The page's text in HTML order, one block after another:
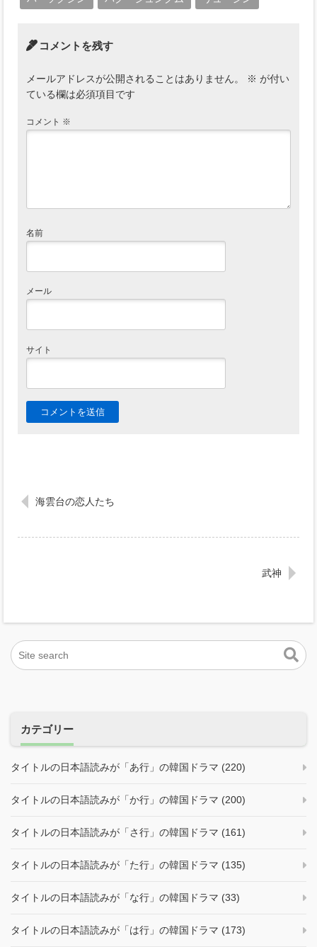
コメントを残す
メールアドレスが公開されることはありません。 ※ が付い
ている欄は必須項目です
コメント ※
名前
メール
サイト
海雲台の恋人たち
武神
カテゴリー
タイトルの日本語読みが「あ行」の韓国ドラマ (220)
タイトルの日本語読みが「か行」の韓国ドラマ (200)
タイトルの日本語読みが「さ行」の韓国ドラマ (161)
タイトルの日本語読みが「た行」の韓国ドラマ (135)
タイトルの日本語読みが「な行」の韓国ドラマ (33)
タイトルの日本語読みが「は行」の韓国ドラマ (173)